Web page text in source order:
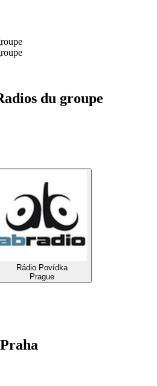
du groupe
Rádio Povídka
Prague